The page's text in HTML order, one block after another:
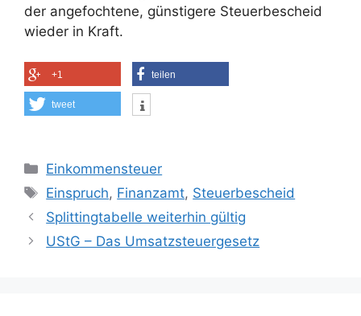
der angefochtene, günstigere Steuerbescheid
wieder in Kraft.
+1 teilen
tweet
Kategorien
Einkommensteuer
Schlagwörter
Einspruch, Finanzamt, Steuerbescheid
Splittingtabelle weiterhin gültig
UStG – Das Umsatzsteuergesetz